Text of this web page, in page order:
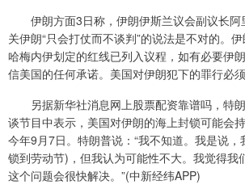
伊朗方面3日称，伊朗伊斯兰议会副议长阿
关伊朗“只会打仗而不谈判”的说法是不对的。
哈梅内伊划定的红线已列入议程，如有必要伊
信美国的任何承诺。美国对伊朗犯下的罪行必
另据新华社消息网上股票配资靠谱吗，特
谈节目中表示，美国对伊朗的海上封锁可能会
今年9月7日。特朗普说：“我不知道。我是说
锁到劳动节)，但我认为可能性不大。我觉得我
这个问题会很快解决。”(中新经纬APP)